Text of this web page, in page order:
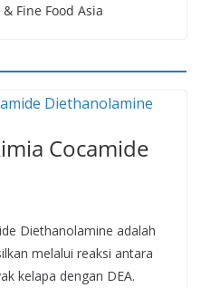
Fine Food Asia
Cocamide
Diethanolamine adalah
melalui reaksi antara
kelapa dengan DEA.